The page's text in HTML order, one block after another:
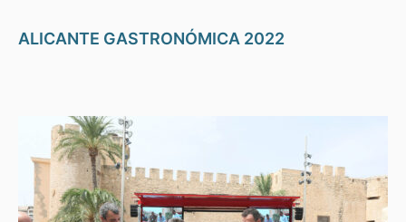
ALICANTE GASTRONÓMICA 2022